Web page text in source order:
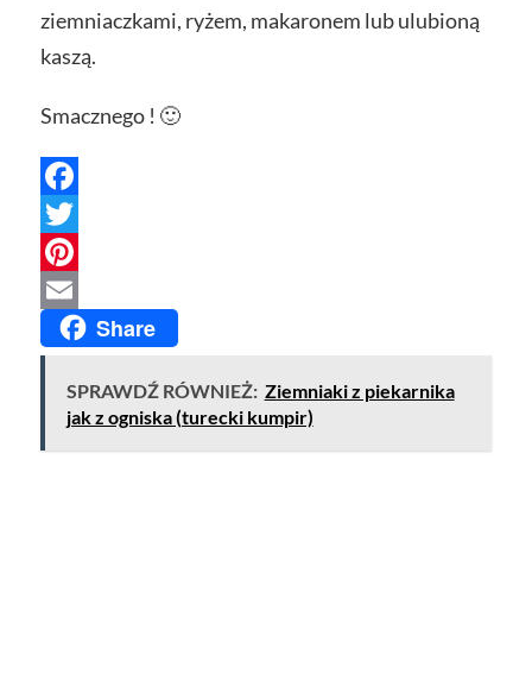
ziemniaczkami, ryżem, makaronem lub ulubioną
kaszą.
Smacznego ! 🙂
Facebook
Twitter
Pinterest
Email Share
SPRAWDŹ RÓWNIEŻ: Ziemniaki z piekarnika
jak z ogniska (turecki kumpir)